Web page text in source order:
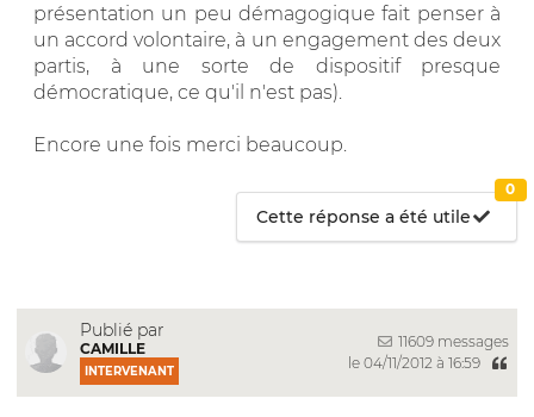
présentation un peu démagogique fait penser à
un accord volontaire, à un engagement des deux
partis, à une sorte de dispositif presque
démocratique, ce qu'il n'est pas).
Encore une fois merci beaucoup.
Cette réponse a été utile
0
Publié par
CAMILLE
INTERVENANT
11609 messages
le 04/11/2012 à 16:59